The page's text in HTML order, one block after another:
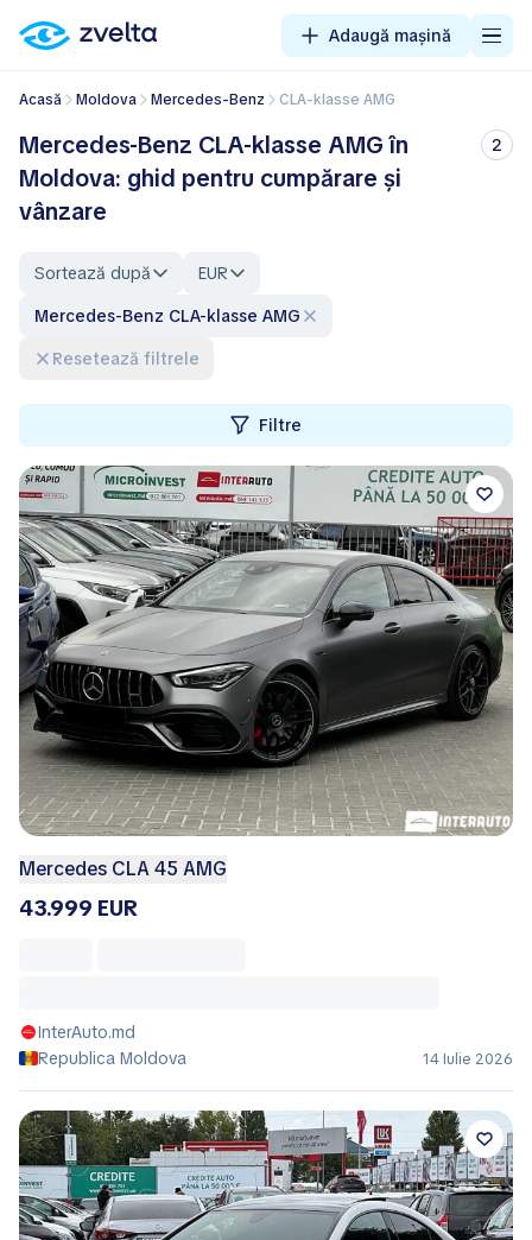
Adaugă mașină
Acasă Moldova Mercedes-Benz CLA-klasse AMG
Mercedes-Benz CLA-klasse AMG în
Moldova: ghid pentru cumpărare și
vânzare
2
Sortează după
EUR
Mercedes-Benz CLA-klasse AMG
Resetează filtrele
Filtre
Mercedes CLA 45 AMG
43.999 EUR
InterAuto.md
Republica Moldova
14 Iulie 2026